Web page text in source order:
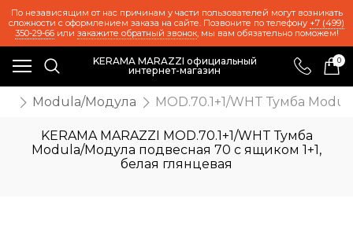
По независящим от нас причинам у части пользователей могут возникать
сложности с оформлением заказа на сайте. Позвоните по телефону +7 (499)
350-29-66или закажите обратный звонок, мы вам обязательно поможем!
KERAMA MARAZZI официальный
интернет-магазин
0
Modula/Модула MOD.70.1+1/WHT Тумба
KERAMA MARAZZI MOD.70.1+1/WHT Тумба
Modula/Модула подвесная 70 с ящиком 1+1,
белая глянцевая